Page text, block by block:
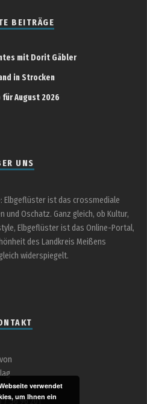
BEITRÄGE
mit Dorit Gäbler
in Strocken
August 2026
UNS
Elbgeflüster ist das crossmediale
und Oschatz. Ganz gleich, ob Kultur,
Elbgeflüster ist das Online-Portal,
des Landkreis Meißens
widerspiegelt.
/ 56 96 201
verwendet
um Ihnen ein